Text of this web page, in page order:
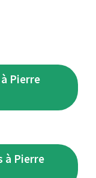
Pierre
à Pierre